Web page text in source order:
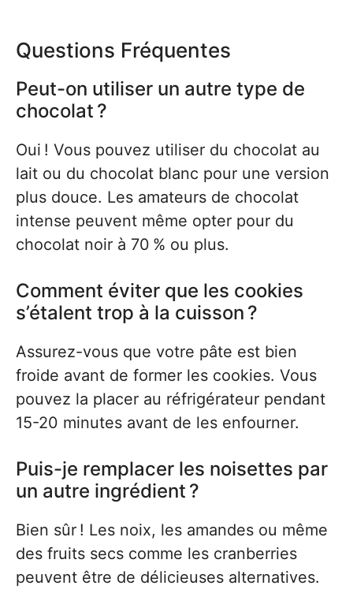
Questions Fréquentes
Peut-on utiliser un autre type de
chocolat ?
Oui ! Vous pouvez utiliser du chocolat au
lait ou du chocolat blanc pour une version
plus douce. Les amateurs de chocolat
intense peuvent même opter pour du
chocolat noir à 70 % ou plus.
Comment éviter que les cookies
s’étalent trop à la cuisson ?
Assurez-vous que votre pâte est bien
froide avant de former les cookies. Vous
pouvez la placer au réfrigérateur pendant
15-20 minutes avant de les enfourner.
Puis-je remplacer les noisettes par
un autre ingrédient ?
Bien sûr ! Les noix, les amandes ou même
des fruits secs comme les cranberries
peuvent être de délicieuses alternatives.